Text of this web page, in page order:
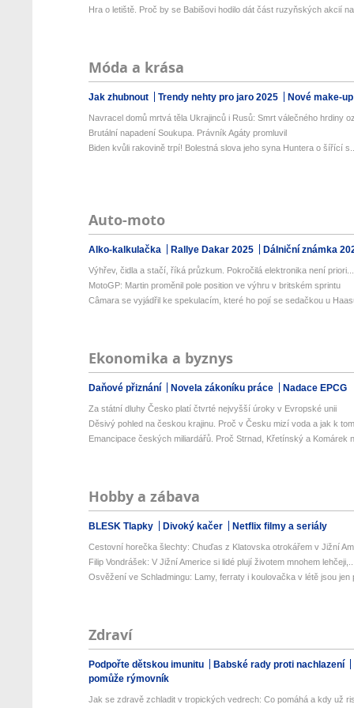
Hra o letiště. Proč by se Babišovi hodilo dát část ruzyňských akcií
Móda a krása
Jak zhubnout Trendy nehty pro jaro 2025 Nové make-
Navracel domů mrtvá těla Ukrajinců i Rusů: Smrt válečného hrdiny
Brutální napadení Soukupa. Právník Agáty promluvil
Biden kvůli rakovině trpí! Bolestná slova jeho syna Huntera o šířící
Auto-moto
Alko-kalkulačka Rallye Dakar 2025 Dálniční známka
Výhřev, čidla a stačí, říká průzkum. Pokročilá elektronika není priori...
MotoGP: Martin proměnil pole position ve výhru v britském sprintu
Câmara se vyjádřil ke spekulacím, které ho pojí se sedačkou u
Ekonomika a byznys
Daňové přiznání Novela zákoníku práce Nadace EPCG
Za státní dluhy Česko platí čtvrté nejvyšší úroky v Evropské unii
Děsivý pohled na českou krajinu. Proč v Česku mizí voda a jak k
Emancipace českých miliardářů. Proč Strnad, Křetínský a Komárek
Hobby a zábava
BLESK Tlapky Divoký kačer Netflix filmy a seriály
Cestovní horečka šlechty: Chuďas z Klatovska otrokářem v Jižní
Filip Vondrášek: V Jižní Americe si lidé plují životem mnohem
Osvěžení ve Schladmingu: Lamy, ferraty i koulovačka v létě jsou jen
Zdraví
Podpořte dětskou imunitu
Babské rady proti nachlazení
pomůže rýmovník
Jak se zdravě zchladit v tropických vedrech: Co pomáhá a kdy už